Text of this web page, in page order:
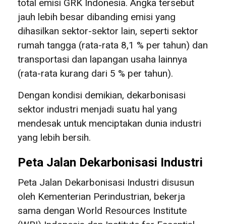
total emisi GRK Indonesia. Angka tersebut
jauh lebih besar dibanding emisi yang
dihasilkan sektor-sektor lain, seperti sektor
rumah tangga (rata-rata 8,1 % per tahun) dan
transportasi dan lapangan usaha lainnya
(rata-rata kurang dari 5 % per tahun).
Dengan kondisi demikian, dekarbonisasi
sektor industri menjadi suatu hal yang
mendesak untuk menciptakan dunia industri
yang lebih bersih.
Peta Jalan Dekarbonisasi Industri
Peta Jalan Dekarbonisasi Industri disusun
oleh Kementerian Perindustrian, bekerja
sama dengan World Resources Institute